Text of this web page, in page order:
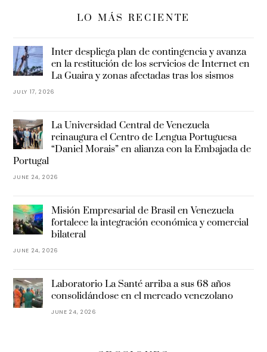
LO MÁS RECIENTE
Inter despliega plan de contingencia y avanza
en la restitución de los servicios de Internet en
La Guaira y zonas afectadas tras los sismos
JULY 17, 2026
La Universidad Central de Venezuela
reinaugura el Centro de Lengua Portuguesa
“Daniel Morais” en alianza con la Embajada de
Portugal
JUNE 24, 2026
Misión Empresarial de Brasil en Venezuela
fortalece la integración económica y comercial
bilateral
JUNE 24, 2026
Laboratorio La Santé arriba a sus 68 años
consolidándose en el mercado venezolano
JUNE 24, 2026